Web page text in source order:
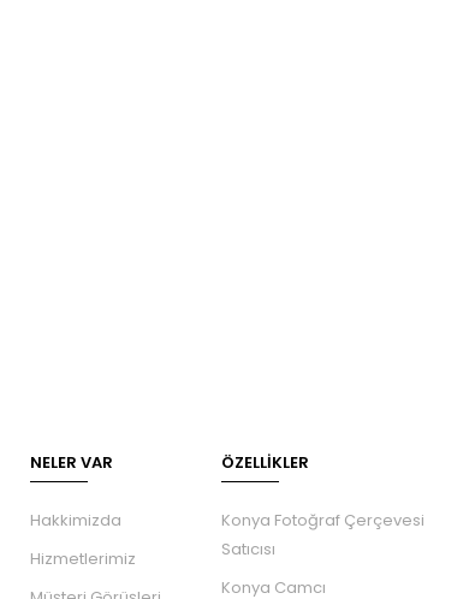
NELER VAR
Hakkimizda
Hizmetlerimiz
ÖZELLIKLER
Konya Fotoğraf Çerçevesi
Satıcısı
Konya Camcı